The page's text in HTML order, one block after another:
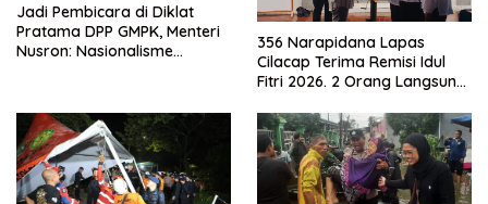
Jadi Pembicara di Diklat
Pratama DPP GMPK, Menteri
Nusron: Nasionalisme
356 Narapidana Lapas
Cilacap Terima Remisi Idul
Fitri 2026. 2 Orang Langsung